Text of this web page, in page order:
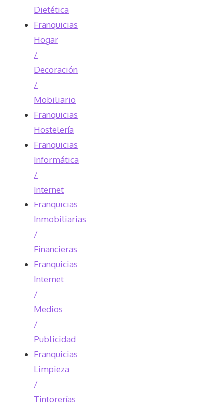
Dietética
Franquicias
Hogar
/
Decoración
/
Mobiliario
Franquicias
Hostelería
Franquicias
Informática
/
Internet
Franquicias
Inmobiliarias
/
Financieras
Franquicias
Internet
/
Medios
/
Publicidad
Franquicias
Limpieza
/
Tintorerías